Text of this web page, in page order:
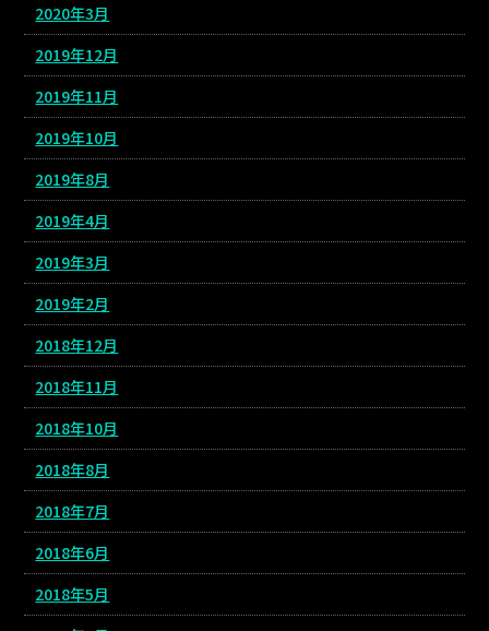
2020年3月
2019年12月
2019年11月
2019年10月
2019年8月
2019年4月
2019年3月
2019年2月
2018年12月
2018年11月
2018年10月
2018年8月
2018年7月
2018年6月
2018年5月